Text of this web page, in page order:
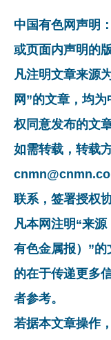
中国有色网声明
或页面内声明的
凡注明文章来源
网”的文章，均
权同意发布的文章
如需转载，转载
联系，签署授权
凡本网注明“来
有色金属报）”的
的在于传递更多
者参考。
若据本文章操作